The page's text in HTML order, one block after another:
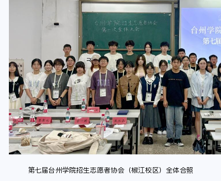
第七届台州学院招生志愿者协会（椒江校区）全体合照